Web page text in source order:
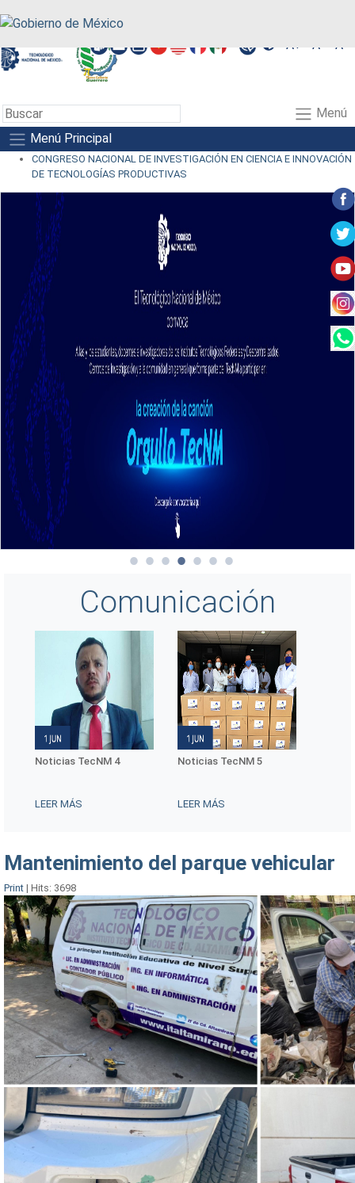
A+ A- A
Menú
Menú Principal
CONGRESO NACIONAL DE INVESTIGACIÓN EN CIENCIA E INNOVACIÓN
DE TECNOLOGÍAS PRODUCTIVAS
Comunicación
Noticias TecNM 4
LEER MÁS
Noticias TecNM 5
LEER MÁS
Mantenimiento del parque vehicular
Print | Hits: 3698